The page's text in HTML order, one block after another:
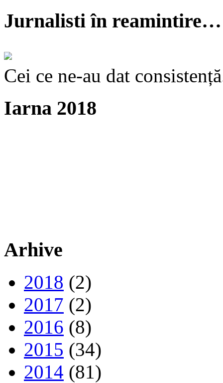
Jurnalisti în reamintire…
Cei ce ne-au dat
Iarna 2018
Arhive
2018 (2)
2017 (2)
2016 (8)
2015 (34)
2014 (81)